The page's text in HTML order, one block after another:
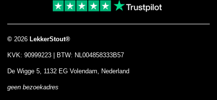
m
© 2026 LekkerStout®
KVK: 90999223 | BTW: NL004858333B57
De Wigge 5, 1132 EG Volendam, Nederland
geen bezoekadres